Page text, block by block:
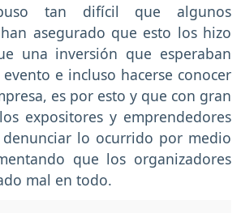
tan difícil que algunos
asegurado que esto los hizo
una inversión que esperaban
e incluso hacerse conocer
es por esto y que con gran
expositores y emprendedores
lo ocurrido por medio
que los organizadores
mal en todo.